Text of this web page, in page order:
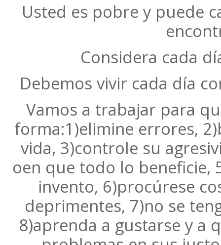
Usted es pobre y puede
Considera cada
Debemos vivir cada día
Vamos a trabajar para
forma:1)elimine errores,
vida, 3)controle su
oen que todo lo beneficie,
invento, 6)procúrese
deprimentes, 7)no se
8)aprenda a gustarse y a